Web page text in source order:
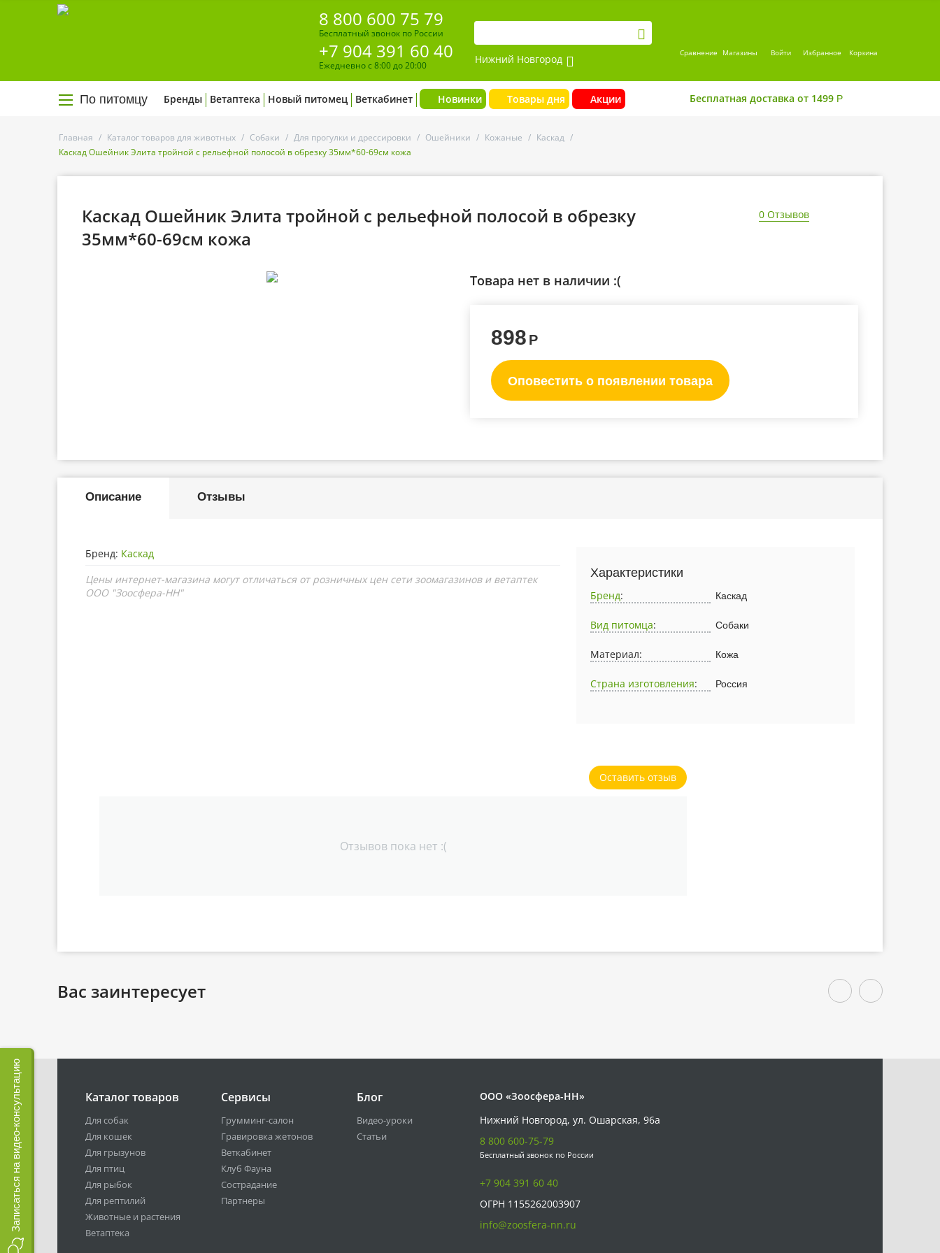
8 800 600 75 79
Бесплатный звонок по России
+7 904 391 60 40
Ежедневно с 8:00 до 20:00 Нижний Новгород Сравнение Магазины Войти Избранное Корзина
По питомцу Бренды Ветаптека Новый питомец Веткабинет Новинки Товары дня Акции Бесплатная доставка от 1499 Р
Главная / Каталог товаров для животных / Собаки / Для прогулки и дрессировки / Ошейники / Кожаные / Каскад /
Каскад Ошейник Элита тройной с рельефной полосой в обрезку 35мм*60-69см кожа
Каскад Ошейник Элита тройной с рельефной полосой в обрезку
35мм*60-69см кожа
0 Отзывов
Товара нет в наличии :(
898 Р
Оповестить о появлении товара
Описание Отзывы
Бренд: Каскад
Цены интернет-магазина могут отличаться от розничных цен сети зоомагазинов и ветаптек
ООО "Зоосфера-НН"
Характеристики
Бренд: Каскад
Вид питомца: Собаки
Материал: Кожа
Страна изготовления: Россия
Оставить отзыв
Отзывов пока нет :(
Вас заинтересует
Каталог товаров
Для собак
Для кошек
Для грызунов
Для птиц
Для рыбок
Для рептилий
Животные и растения
Ветаптека
Сервисы
Грумминг-салон
Гравировка жетонов
Веткабинет
Клуб Фауна
Сострадание
Партнеры
Блог
Видео-уроки
Статьи
ООО «Зоосфера-НН»
Нижний Новгород, ул. Ошарская, 96а
8 800 600-75-79
Бесплатный звонок по России
+7 904 391 60 40
ОГРН 1155262003907
info@zoosfera-nn.ru
Записаться на видео-консультацию